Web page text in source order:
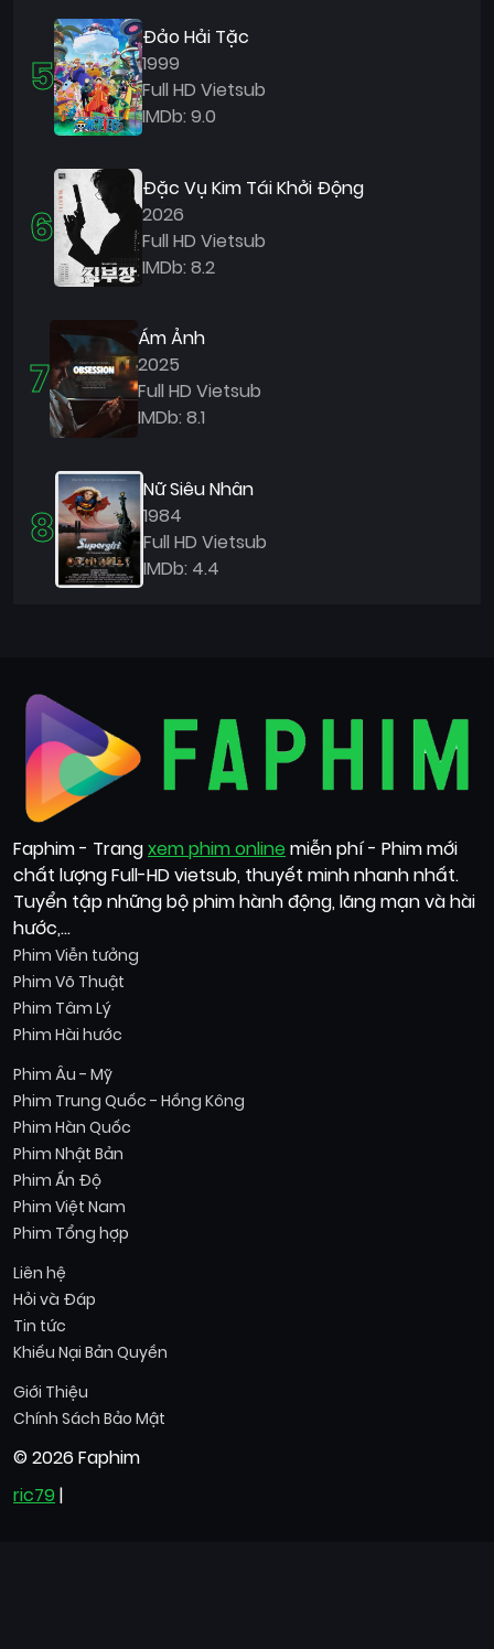
5
Đảo Hải Tặc
1999
Full HD Vietsub
IMDb: 9.0
6
Đặc Vụ Kim Tái Khởi Động
2026
Full HD Vietsub
IMDb: 8.2
7
Ám Ảnh
2025
Full HD Vietsub
IMDb: 8.1
8
Nữ Siêu Nhân
1984
Full HD Vietsub
IMDb: 4.4
Faphim - Trangxem phim online miễn phí - Phim mới
chất lượng Full-HD vietsub, thuyết minh nhanh nhất.
Tuyển tập những bộ phim hành động, lãng mạn và hài
hước,...
Phim Viễn tưởng
Phim Võ Thuật
Phim Tâm Lý
Phim Hài hước
Phim Âu - Mỹ
Phim Trung Quốc - Hồng Kông
Phim Hàn Quốc
Phim Nhật Bản
Phim Ấn Độ
Phim Việt Nam
Phim Tổng hợp
Liên hệ
Hỏi và Đáp
Tin tức
Khiếu Nại Bản Quyền
Giới Thiệu
Chính Sách Bảo Mật
© 2026 Faphim
ric79 |